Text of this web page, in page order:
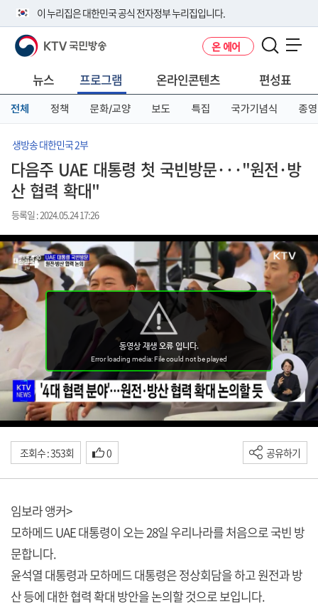
이 누리집은 대한민국 공식 전자정부 누리집입니다.
공식 누리집 주소 확인하기
니다.
이밖에 or.kr 또는 .kr등 다른 도메인 주소를 사용하고 있다면 아래 URL에
서 도메인 주소를 확인해 보세요
KTV 국민방송 온 에어
뉴스 프로그램 온라인콘텐츠 편성표
전체 정책 문화/교양 보도 특집 국가기념식 종영
생방송 대한민국 2부
다음주 UAE 대통령 첫 국빈방문···"원전·방
산 협력 확대"
등록일 : 2024.05.24 17:26
조회수 : 353회 0 공유하기
임보라 앵커>
모하메드 UAE 대통령이 오는 28일 우리나라를 처음으로 국빈 방
문합니다.
윤석열 대통령과 모하메드 대통령은 정상회담을 하고 원전과 방
산 등에 대한 협력 확대 방안을 논의할 것으로 보입니다.